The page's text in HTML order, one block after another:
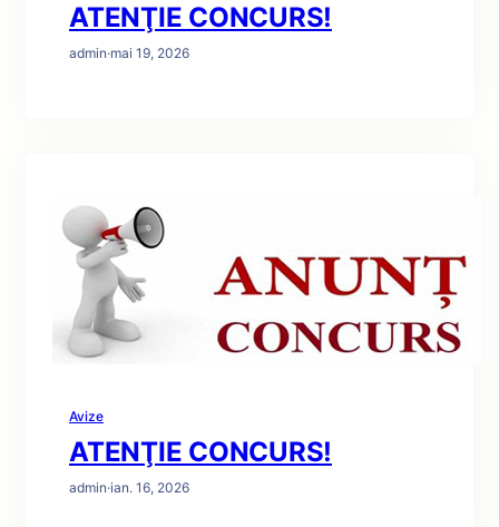
ATENŢIE CONCURS!
admin·mai 19, 2026
Avize
ATENŢIE CONCURS!
admin·ian. 16, 2026